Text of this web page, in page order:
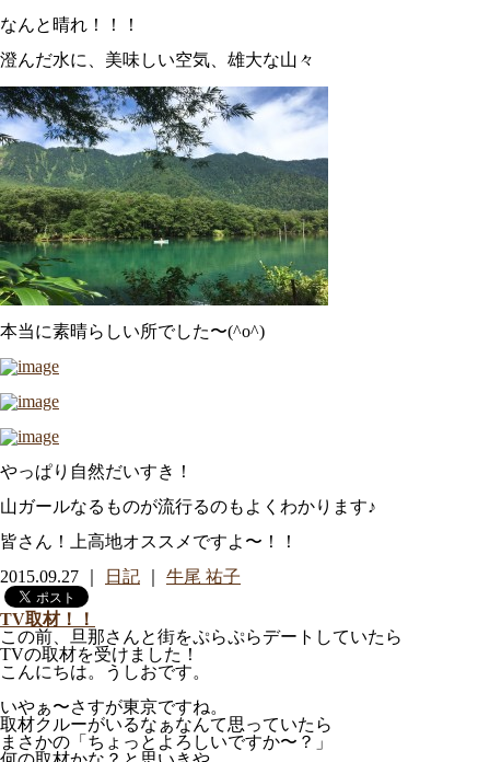
なんと晴れ！！！
澄んだ水に、美味しい空気、雄大な山々
本当に素晴らしい所でした〜(^o^)
やっぱり自然だいすき！
山ガールなるものが流行るのもよくわかります♪
皆さん！上高地オススメですよ〜！！
2015.09.27 ｜
日記 牛尾 祐子
TV取材！！
この前、旦那さんと街をぷらぷらデートしていたら
TVの取材を受けました！
こんにちは。うしおです。
いやぁ〜さすが東京ですね。
取材クルーがいるなぁなんて思っていたら
まさかの「ちょっとよろしいですか〜？」